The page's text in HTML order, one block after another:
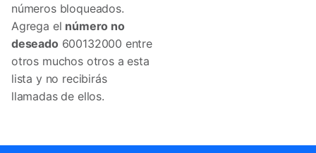
números bloqueados.
Agrega el número no
deseado 600132000 entre
otros muchos otros a esta
lista y no recibirás
llamadas de ellos.